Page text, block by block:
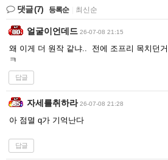
댓글(7) 등록순 최신순
얼굴이언데드 26-07-08 21:15
왜 이게 더 원작 같냐.. 전에 조프리 목치던
ㅋ
답글
자세를취하라 26-07-08 21:28
아 점멸 q가 기억난다
답글